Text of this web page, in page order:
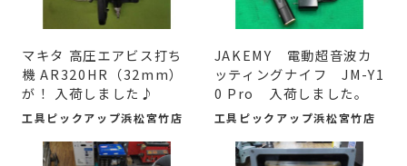
マキタ 高圧エアビス打ち
機 AR320HR（32mm）
が！ 入荷しました♪
工具ピックアップ浜松宮竹店
JAKEMY 電動超音波カ
ッティングナイフ JM-Y1
0 Pro 入荷しました。
工具ピックアップ浜松宮竹店